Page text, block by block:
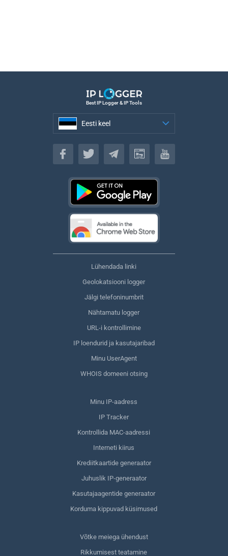
Best IP Logger & IP Tools
Eesti keel
Eesti keel
Lühendada linki
Geolokatsiooni logger
Jälgi telefoninumbrit
Nähtamatu logger
URL-i kontrollimine
IP loendurid ja kasutajaribad
Minu UserAgent
WHOIS domeeni otsing
Minu IP-aadress
IP Tracker
Kontrollida MAC-aadressi
Interneti kiirus
Krediitkaartide generaator
Juhuslik IP-generaator
Kasutajaagentide generaator
Korduma kippuvad küsimused
Võtke meiega ühendust
Rikkumisest teatamine